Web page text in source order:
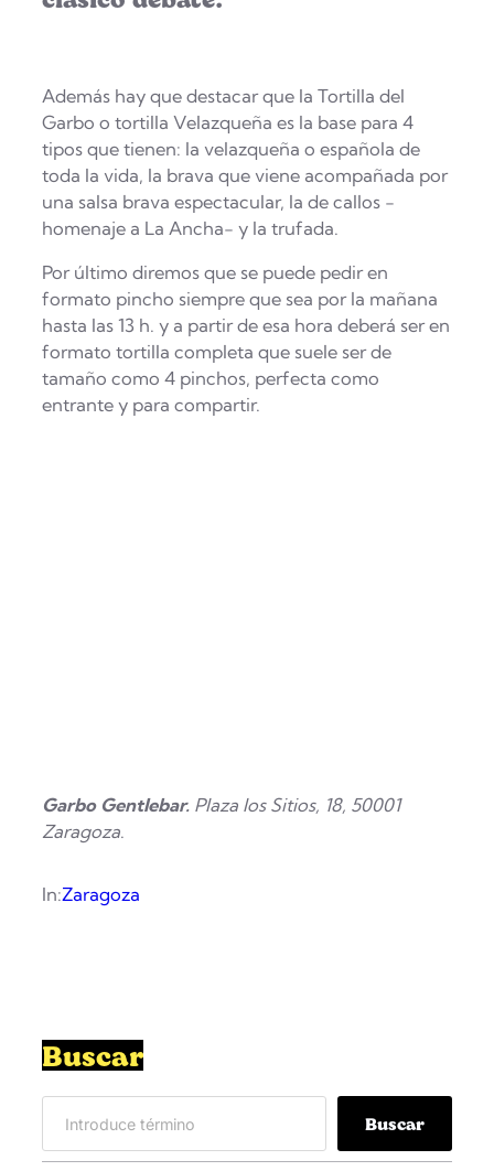
Además hay que destacar que la Tortilla del
Garbo o tortilla Velazqueña es la base para 4
tipos que tienen: la velazqueña o española de
toda la vida, la brava que viene acompañada por
una salsa brava espectacular, la de callos -
homenaje a La Ancha- y la trufada.
Por último diremos que se puede pedir en
formato pincho siempre que sea por la mañana
hasta las 13 h. y a partir de esa hora deberá ser en
formato tortilla completa que suele ser de
tamaño como 4 pinchos, perfecta como
entrante y para compartir.
Garbo Gentlebar. Plaza los Sitios, 18, 50001
Zaragoza.
In:Zaragoza
Buscar
a
Buscar